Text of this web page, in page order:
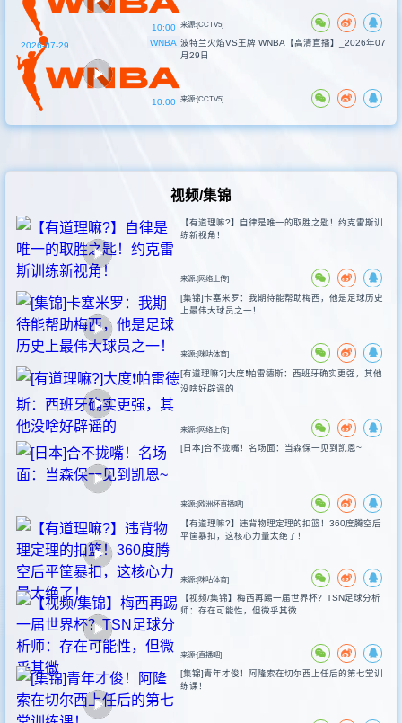
10:00 来源:[CCTV5]
WNBA
10:00
2026-07-29
波特兰火焰VS王牌 WNBA【高清直播】_2026年07
月29日
来源:[CCTV5]
视频/集锦
【有道理嘛?】自律是唯一的取胜之匙！约克雷斯训
练新视角！
来源:[网络上传]
[集锦]卡塞米罗：我期待能帮助梅西，他是足球历史
上最伟大球员之一！
来源:[咪咕体育]
[有道理嘛?]大度❗️帕雷德斯：西班牙确实更强，其他
没啥好辟谣的
来源:[网络上传]
[日本]合不拢嘴！名场面：当森保一见到凯恩~
来源:[欧洲杯直播吧]
【有道理嘛?】违背物理定理的扣篮！360度腾空后
平筐暴扣，这核心力量太绝了！
来源:[咪咕体育]
【视频/集锦】梅西再踢一届世界杯？TSN足球分析
师：存在可能性，但微乎其微
来源:[直播吧]
[集锦]青年才俊！阿隆索在切尔西上任后的第七堂训
练课！